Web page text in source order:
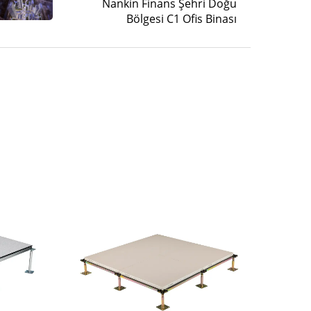
Nankin Finans Şehri Doğu
Bölgesi C1 Ofis Binası